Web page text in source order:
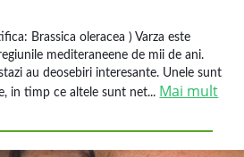
Brassica oleracea ) Varza este
mediteraneene de mii de ani.
au deosebiri interesante. Unele sunt
in timp ce altele sunt net... Mai mult